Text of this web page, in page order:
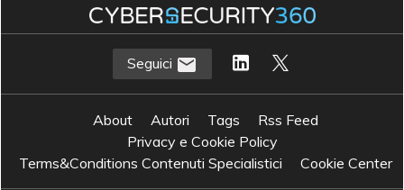
Seguici
About Autori Tags
Rss Feed
Privacy e Cookie Policy
Terms&Conditions Contenuti Specialistici
Cookie Center